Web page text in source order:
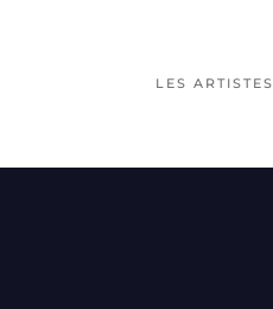
LES ARTISTES